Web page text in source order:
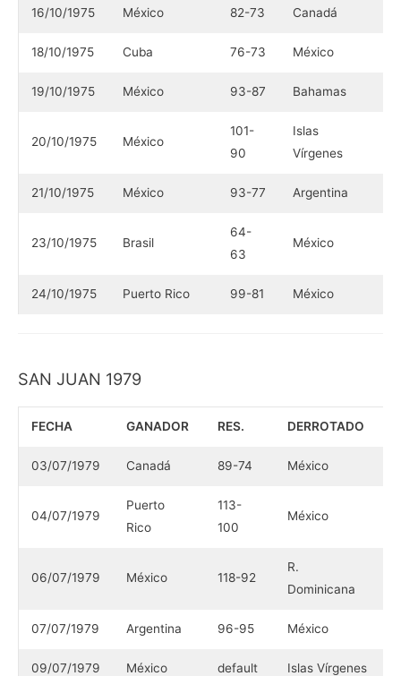
16/10/1975 México 82-73 Canadá
18/10/1975 Cuba 76-73 México
19/10/1975 México 93-87 Bahamas
20/10/1975 México
101-
90
Islas
Vírgenes
21/10/1975 México 93-77 Argentina
23/10/1975 Brasil
64-
63
México
24/10/1975 Puerto Rico 99-81 México
SAN JUAN 1979
FECHA GANADOR RES. DERROTADO
03/07/1979 Canadá 89-74 México
04/07/1979
Puerto
Rico
113-
100
México
06/07/1979 México 118-92
R.
Dominicana
07/07/1979 Argentina 96-95 México
09/07/1979 México default Islas Vírgenes